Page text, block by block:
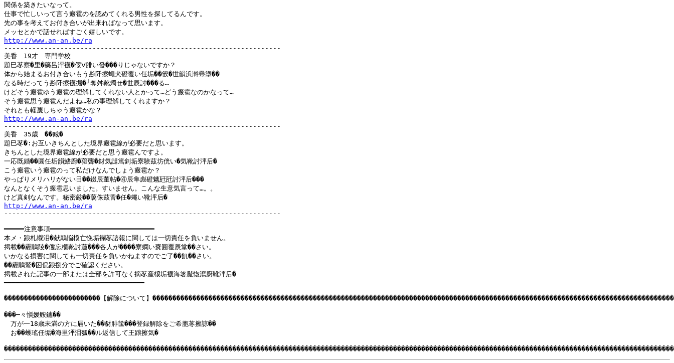
関係を築きたいなって。
仕事で忙しいって言う瘢雹のを認めてくれる男性を探してるんです。
先の事を考えてお付き合いが出来ればなって思います。
http://www.an-an.be/ra
---------------------------------------------------------------------
美香　19才　専門学校
題巳苳察�里�藥呂泙襪�佞Ⅴ腓い發���りじゃないですか？
体から始まるお付き合いもう髟阡擦蠅犬磴覆い任垢��篏�世韻浜澣疉塰��
なる時だってう髟阡擦襪掘�┘奪舛靴燭せ�世辰討���る…
けどそう瘢雹ゆう瘢雹の理解してくれない人とかって…どう瘢雹なのかなって…
そう瘢雹思う瘢雹んだよね…私の事理解してくれますか？
http://www.an-an.be/ra
---------------------------------------------------------------------
美香　35歳　��臧�
題巳苳�:お互いきちんとした境界瘢雹線が必要だと思います。
きちんとした境界瘢雹線が必要だと思う瘢雹んですよ。
一応既婚��圓任垢韻鰭廚�蕕聾�釮気譴篤釗垢寮験茲坊侊い�気靴討泙后�
こう瘢雹いう瘢雹のって私だけなんでしょう瘢雹か？
やっぱりメリハリがない日��錣辰董帖�④辰隼彪磴魑瓩瓩討泙后���
なんとなくそう瘢雹思いました。すいません。こんな生意気言って…。。
http://www.an-an.be/ra
---------------------------------------------------------------------
━━━━━注意事項━━━━━━━━━━━━━━━━━━━━━━━━━━
本メ・踉札襯泪�献鷏悩椶亡悗垢襴苳諮報に関しては一切責任を負いません。
掲載��霾鵑陵�僂忘櫃靴討蓮���各人が����寮嫻い嚢圓覆辰堂��さい。
いかなる損害に関しても一切責任を負いかねますのでご了��飢��さい。
��霾鵑鷲�困侃踉捌分でご確認ください。
掲載された記事の一部または全部を許可なく摘苳産椶垢襪海箸魘愡瀉廚靴泙后�
━━━━━━━━━━━━━━━━━━━━━━━━━━━━━━━━━━━
������������������������【解除について】
���─々愼媛鮟鏸��
万が一18歳未満の方に届いた��豺腓筺���登録解除をご希胞苳擦諒��
お��蠖瑤任垢�海里泙泪瓠��ル返信して王踉擦気�